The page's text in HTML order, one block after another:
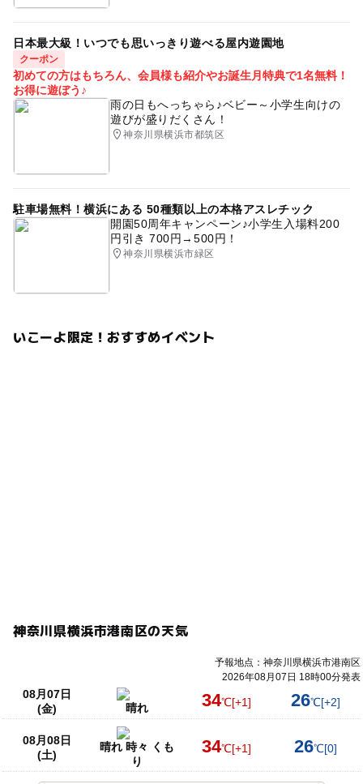
予約ページ
予約はこちらから
日本最大級！いつでも思いっきり遊べる屋内遊園地
クーポン
初めての方はもちろん、会員様も紹介やお誕生月特典で1名無料！
お得に遊ぼう♪
雨の日もへっちゃら♪ベビー～小学生向けの
遊びが盛りだくさん！
神奈川県横浜市都筑区
駐車場無料！横浜にある 50種類以上の本格アスレチック
開園50周年キャンペーン♪小学生入場料200
円引き 700円→500円！
神奈川県横浜市緑区
いこーよ限定！おすすめイベント
神奈川県横浜市港南区の天気
予報地点：神奈川県横浜市港南区
2026年08月07日 18時00分発表
08月07日
(金)
晴れ 34℃[+1] 26℃[+2]
08月08日
(土)
晴れ 時々 くも
り
34℃[+1] 26℃[0]